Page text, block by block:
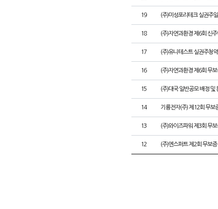
19 (주)미성포리테크 실권주
18 (주)자연과환경 제6회 신
17 (주)유니테스트 실권주청
16 (주)자연과환경 제6회 무
15 (주)대국 일반공모 배정 및
14 기륭전자(주) 제12회 무보
13 (주)와이즈파워 제3회 무
12 (주)엔스퍼트 제2회 무보